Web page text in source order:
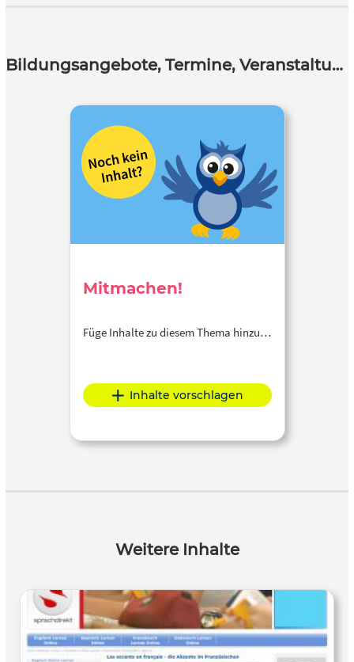
Bildungsangebote, Termine, Veranstaltungen
Mitmachen!
Füge Inhalte zu diesem Thema hinzu…
Inhalte vorschlagen
Weitere Inhalte